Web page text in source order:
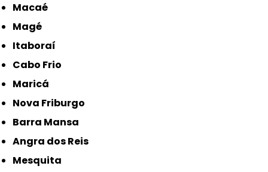
Macaé
Magé
Itaboraí
Cabo Frio
Maricá
Nova Friburgo
Barra Mansa
Angra dos Reis
Mesquita